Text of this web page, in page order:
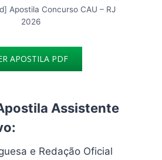
Apostila Concurso CAU – RJ
2026
APOSTILA PDF
Assistente
e Redação Oficial